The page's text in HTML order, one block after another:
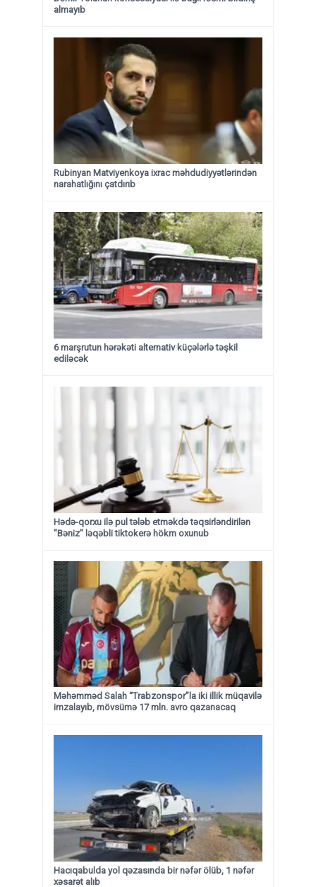
almayıb
Rubinyan Matviyenkoya ixrac məhdudiyyətlərindən
narahatlığını çatdırıb
6 marşrutun hərəkəti alternativ küçələrlə təşkil
ediləcək
Hədə-qorxu ilə pul tələb etməkdə təqsirləndirilən
"Bəniz" ləqəbli tiktokerə hökm oxunub
Məhəmməd Salah “Trabzonspor”la iki illik müqavilə
imzalayıb, mövsümə 17 mln. avro qazanacaq
Hacıqabulda yol qəzasında bir nəfər ölüb, 1 nəfər
xəsarət alıb